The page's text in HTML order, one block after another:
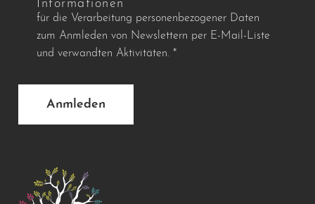
Informationen
für die Verarbeitung personenbezogener Daten
zum Anmleden von Newslettern per E-Mail-Liste
und verwandten Aktivitäten.*
Anmleden